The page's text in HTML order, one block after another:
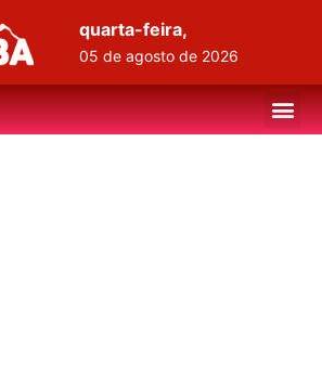
quarta-feira,
05 de agosto de 2026